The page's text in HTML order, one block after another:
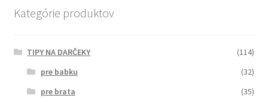
Kategórie produktov
TIPY NA DARČEKY
(114)
pre babku
(32)
pre brata
(35)